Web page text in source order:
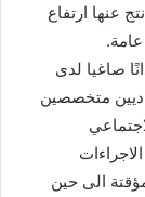
عنها ارتفاع
عامة.
صاغيا لدى
متخصصين
الى حين